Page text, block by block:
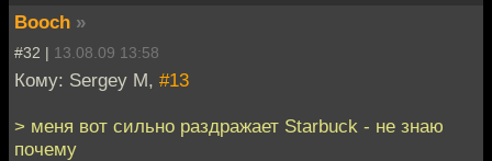
Booch »
#32 | 13.08.09 13:58
Кому: Sergey M, #13
> меня вот сильно раздражает Starbuck - не знаю
почему